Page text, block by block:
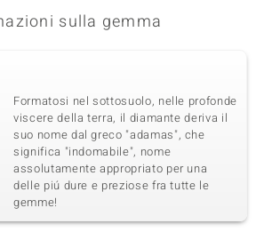
Taglio
Taglio Brillante Rotondo
de
Quantità e dimensione
2 à 1,5 mm
Taglio Brillante Rotondo
sulla gemma
Formatosi nel sottosuolo, nelle profonde
viscere della terra, il diamante deriva il
suo nome dal greco "adamas", che
significa "indomabile", nome
assolutamente appropriato per una
delle piú dure e preziose fra tutte le
gemme!